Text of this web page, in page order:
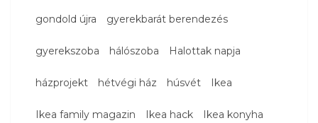
gondold újra gyerekbarát berendezés
gyerekszoba hálószoba Halottak napja
házprojekt hétvégi ház húsvét Ikea
Ikea family magazin Ikea hack Ikea konyha